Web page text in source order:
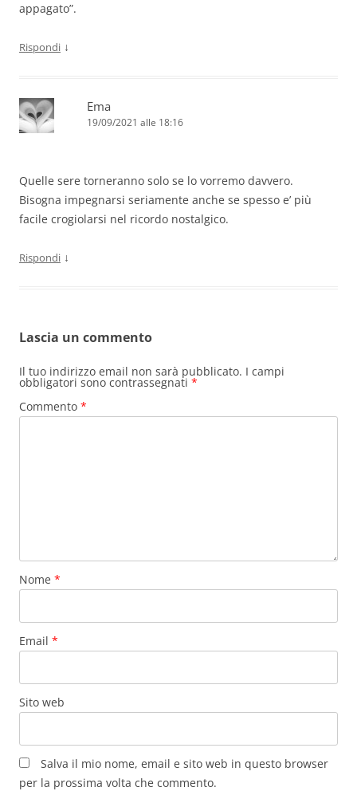
appagato”.
Rispondi ↓
Ema
19/09/2021 alle 18:16
Quelle sere torneranno solo se lo vorremo davvero.
Bisogna impegnarsi seriamente anche se spesso e’ più
facile crogiolarsi nel ricordo nostalgico.
Rispondi ↓
Lascia un commento
Il tuo indirizzo email non sarà pubblicato. I campi
obbligatori sono contrassegnati *
Commento *
Nome *
Email *
Sito web
Salva il mio nome, email e sito web in questo browser
per la prossima volta che commento.